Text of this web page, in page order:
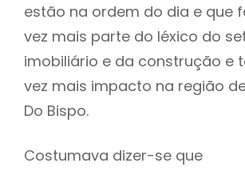
estão na ordem do dia e que
vez mais parte do léxico do
imobiliário e da construção e
vez mais impacto na região
Do Bispo.
Costumava dizer-se que